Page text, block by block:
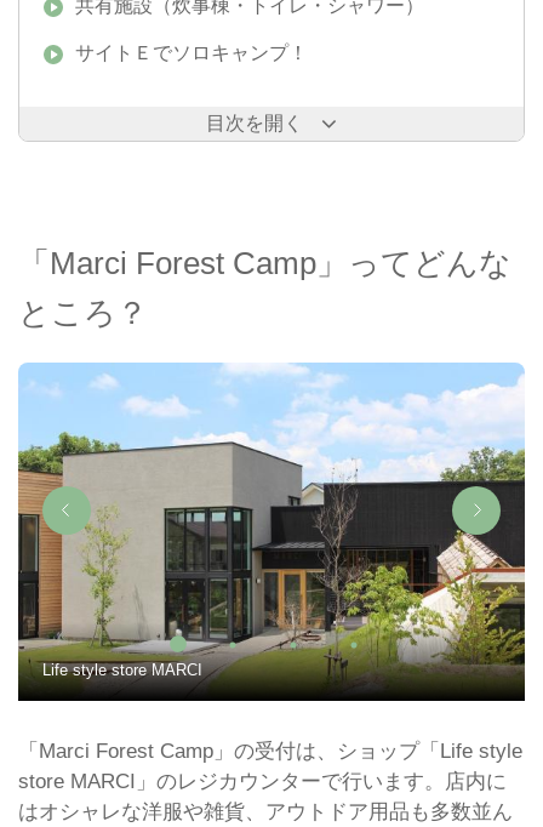
目次を開く
共有施設（炊事棟・トイレ・シャワー）
サイトＥでソロキャンプ！
「Marci Forest Camp」ってどんな
ところ？
Life style store MARCI
「Marci Forest Camp」の受付は、ショップ「Life style
store MARCI」のレジカウンターで行います。店内に
はオシャレな洋服や雑貨、アウトドア用品も多数並ん